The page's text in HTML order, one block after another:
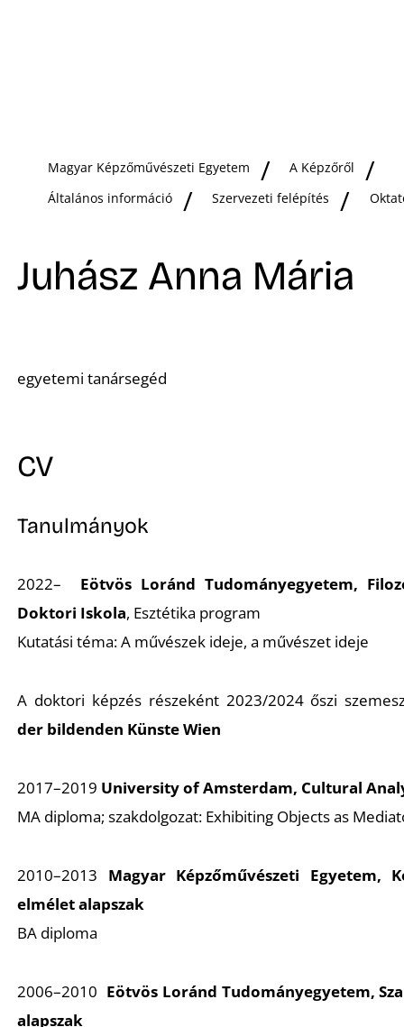
Magyar Képzőművészeti Egyetem
A Képzőről
Általános információ
Szervezeti felépítés
Juhász Anna Mária
egyetemi tanársegéd
CV
Tanulmányok
2022– Eötvös Loránd Tudományegyetem,
Doktori Iskola, Esztétika program
Kutatási téma:A művészek ideje, a művészet ideje
A doktori képzés részeként 2023/2024 őszi
der bildenden Künste Wien
2017–2019 University of Amsterdam, Cultural
MA diploma;szakdolgozat: Exhibiting Objects as
2010–2013 Magyar Képzőművészeti Egyetem,
elmélet alapszak
BA diploma
2006–2010 Eötvös Loránd Tudományegyetem,
alapszak